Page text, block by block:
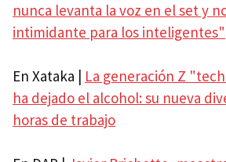
nunca levanta la voz en el set y
intimidante para los inteligentes"
En Xataka | La generación Z
ha dejado el alcohol: su nueva
horas de trabajo